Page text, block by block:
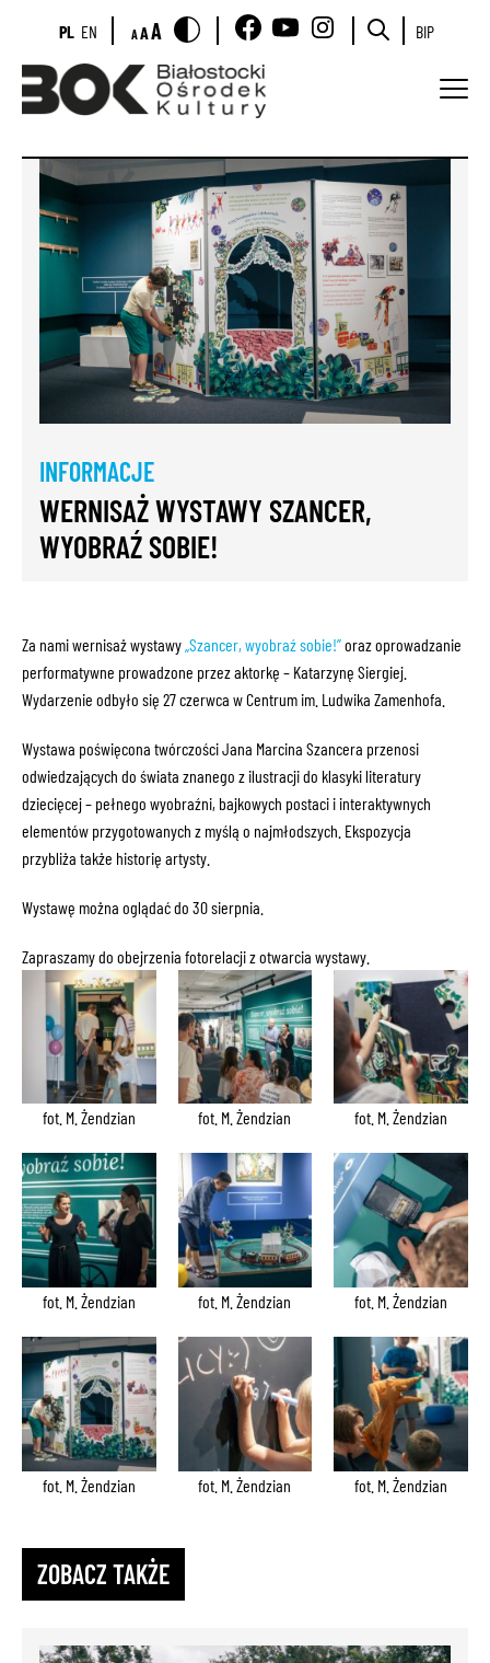
PL EN AAA BIP
INFORMACJE
WERNISAŻ WYSTAWY SZANCER,
WYOBRAŹ SOBIE!
Za nami wernisaż wystawy „Szancer, wyobraź sobie!”oraz oprowadzanie
performatywne prowadzone przez aktorkę – Katarzynę Siergiej.
Wydarzenie odbyło się 27 czerwca w Centrum im. Ludwika Zamenhofa.
Wystawa poświęcona twórczości Jana Marcina Szancera przenosi
odwiedzających do świata znanego z ilustracji do klasyki literatury
dziecięcej – pełnego wyobraźni, bajkowych postaci i interaktywnych
elementów przygotowanych z myślą o najmłodszych. Ekspozycja
przybliża także historię artysty.
Wystawę można oglądać do 30 sierpnia.
Zapraszamy do obejrzenia fotorelacji z otwarcia wystawy.
fot. M. Żendzian fot. M. Żendzian fot. M. Żendzian
fot. M. Żendzian fot. M. Żendzian fot. M. Żendzian
fot. M. Żendzian fot. M. Żendzian fot. M. Żendzian
ZOBACZ TAKŻE